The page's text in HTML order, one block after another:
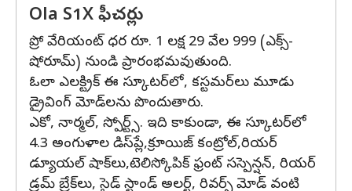
Ola S1X ఫీచర్లు
ప్రో వేరియంట్ ధర రూ. 1 లక్ష 29 వేల 999 (ఎక్స్-
షోరూమ్) నుండి ప్రారంభమవుతుంది.
ఓలా ఎలక్ట్రిక్ ఈ స్కూటర్‌లో, కస్టమర్‌లు మూడు
డ్రైవింగ్ మోడ్‌లను పొందుతారు.
ఎకో, నార్మల్, స్పోర్ట్స్. ఇది కాకుండా, ఈ స్కూటర్‌లో
4.3 అంగుళాల డిస్‌ప్లే,క్రూయిజ్ కంట్రోల్,రియర్
డ్యూయల్ షాక్‌లు,టెలిస్కోపిక్ ఫ్రంట్ సస్పెన్షన్, రియర్
డ్రమ్ బ్రేక్‌లు, సైడ్ స్టాండ్ అలర్ట్, రివర్స్ మోడ్ వంటి